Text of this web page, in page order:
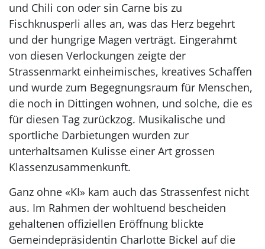
und Chili con oder sin Carne bis zu
Fischknusperli alles an, was das Herz begehrt
und der hungrige Magen verträgt. Eingerahmt
von diesen Verlockungen zeigte der
Strassenmarkt einheimisches, kreatives Schaffen
und wurde zum Begegnungsraum für Menschen,
die noch in Dittingen wohnen, und solche, die es
für diesen Tag zurückzog. Musikalische und
sportliche Darbietungen wurden zur
unterhaltsamen Kulisse einer Art grossen
Klassenzusammenkunft.
Ganz ohne «KI» kam auch das Strassenfest nicht
aus. Im Rahmen der wohltuend bescheiden
gehaltenen offiziellen Eröffnung blickte
Gemeindepräsidentin Charlotte Bickel auf die